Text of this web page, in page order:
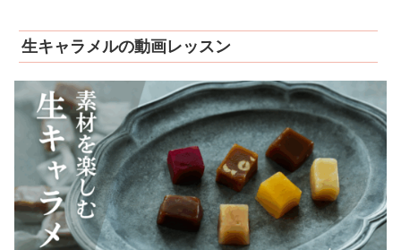
生キャラメルの動画レッスン